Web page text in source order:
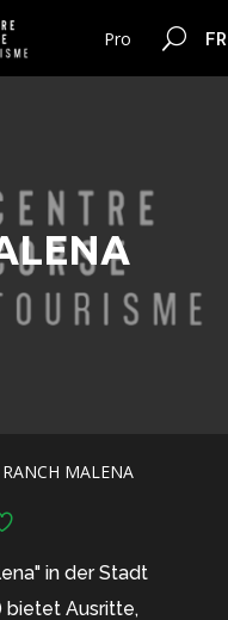
Pro
RANCH MALENA
in der Stadt
bietet Ausritte,